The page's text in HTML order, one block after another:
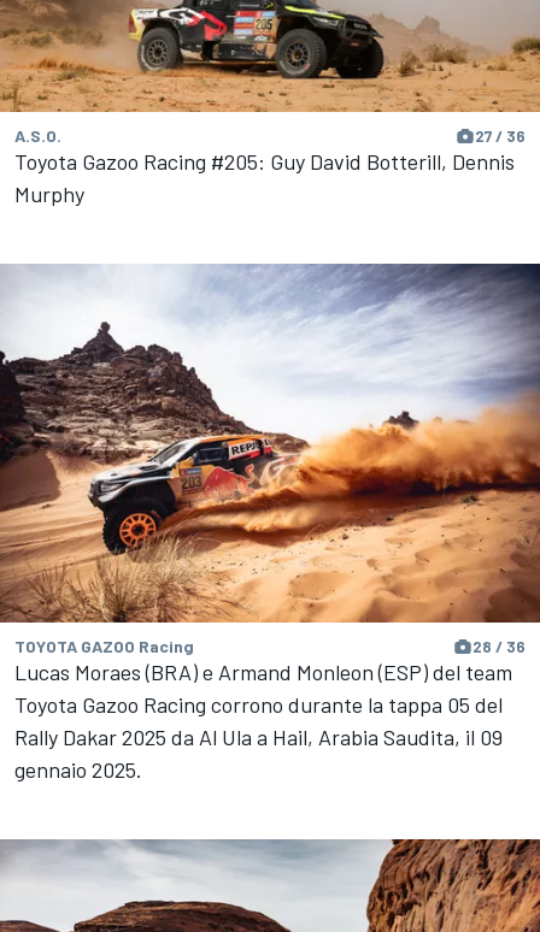
A.S.O. 27 / 36
Toyota Gazoo Racing #205: Guy David Botterill, Dennis
Murphy
TOYOTA GAZOO Racing 28 / 36
Lucas Moraes (BRA) e Armand Monleon (ESP) del team
Toyota Gazoo Racing corrono durante la tappa 05 del
Rally Dakar 2025 da Al Ula a Hail, Arabia Saudita, il 09
gennaio 2025.